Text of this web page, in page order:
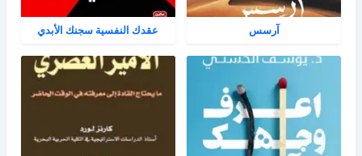
آرسس عقدك النفسية سجنك الأبدي